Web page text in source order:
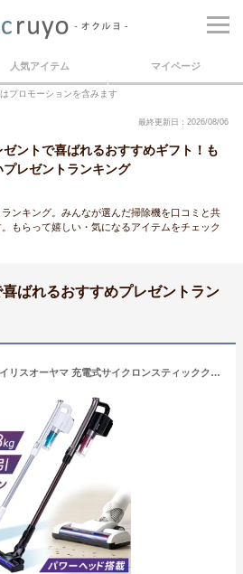
人気アイテム マイページ
プロモーションを含みます
最終更新日：2026/08/06
ントで喜ばれるおすすめギフト！も
プレゼントランキング
ンキング。みんなが選んだ掃除機を口コミと共
もらって嬉しい・気になるアイテムをチェック
ばれるおすすめプレゼントラン
掃除機 コードレス アイリスオーヤマ 充電式サイクロンスティッククリーナー パワーヘッド SCD-141P送料無料 サイクロン スティッククリーナー 軽量 コードレス掃除機 静音 一人暮らし コードレスクリーナー スティック掃除機 ハンディクリーナー スティック 吸引力 高い